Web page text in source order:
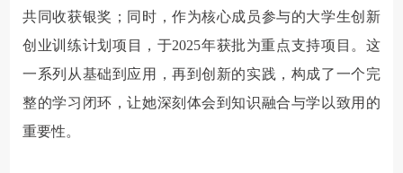
共同收获银奖；同时，作为核心成员参与的大学生创新
创业训练计划项目，于2025年获批为重点支持项目。这
一系列从基础到应用，再到创新的实践，构成了一个完
整的学习闭环，让她深刻体会到知识融合与学以致用的
重要性。